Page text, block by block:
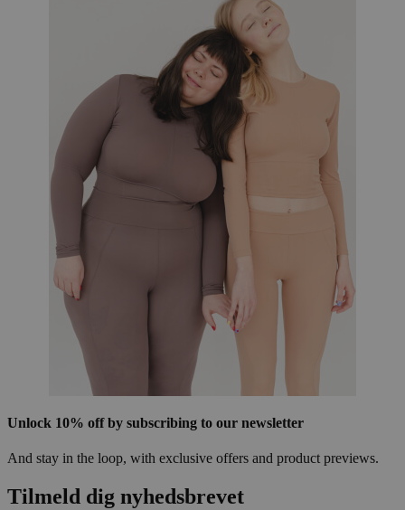
Unlock 10% off by subscribing to our newsletter
And stay in the loop, with exclusive offers and product previews.
Tilmeld dig nyhedsbrevet